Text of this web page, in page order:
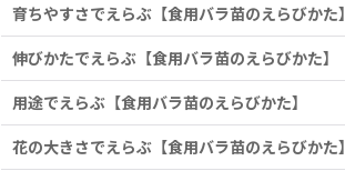
育ちやすさでえらぶ【食用バラ苗のえらびかた】
伸びかたでえらぶ【食用バラ苗のえらびかた】
用途でえらぶ【食用バラ苗のえらびかた】
花の大きさでえらぶ【食用バラ苗のえらびかた】